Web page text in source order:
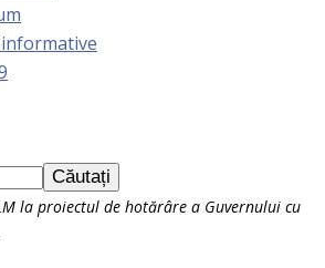
la proiectul de hotărâre a Guvernului cu